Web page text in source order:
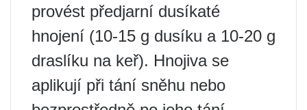
provést předjarní dusíkaté
hnojení (10-15 g dusíku a 10-20 g
draslíku na keř). Hnojiva se
aplikují při tání sněhu nebo